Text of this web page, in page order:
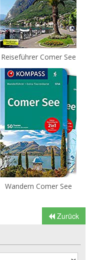
Reiseführer Comer See
Wandern Comer See
Zurück